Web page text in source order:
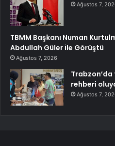
Ağustos 7,
TBMM Başkanı Numan
Abdullah Güler ile Görüştü
Ağustos 7, 2026
rehberi
Ağustos 7,